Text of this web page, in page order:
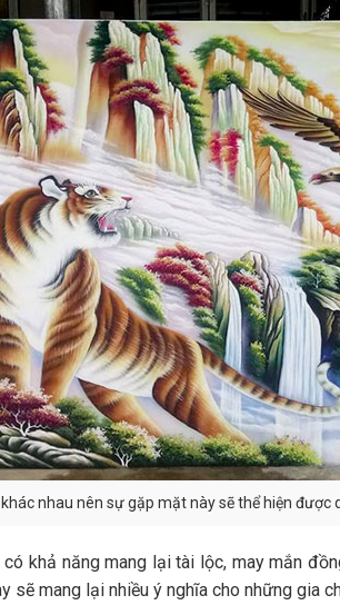
nhau nên sự gặp mặt này sẽ thể hiện được
có khả năng mang lại tài lộc, may mắn
sẽ mang lại nhiều ý nghĩa cho những gia